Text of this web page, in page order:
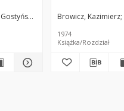
Gostyńska, MariaBrowicz, Kazimierz
1974
Książka/Rozdział